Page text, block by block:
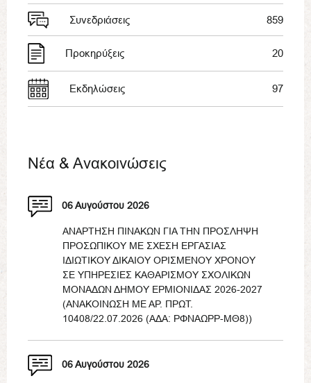
Συνεδριάσεις 859
Προκηρύξεις 20
Εκδηλώσεις 97
Νέα & Ανακοινώσεις
06 Αυγούστου 2026
ΑΝΑΡΤΗΣΗ ΠΙΝΑΚΩΝ ΓΙΑ ΤΗΝ ΠΡΟΣΛΗΨΗ
ΠΡΟΣΩΠΙΚΟΥ ΜΕ ΣΧΕΣΗ ΕΡΓΑΣΙΑΣ
ΙΔΙΩΤΙΚΟΥ ΔΙΚΑΙΟΥ ΟΡΙΣΜΕΝΟΥ ΧΡΟΝΟΥ
ΣΕ ΥΠΗΡΕΣΙΕΣ ΚΑΘΑΡΙΣΜΟΥ ΣΧΟΛΙΚΩΝ
ΜΟΝΑΔΩΝ ΔΗΜΟΥ ΕΡΜΙΟΝΙΔΑΣ 2026-2027
(ΑΝΑΚΟΙΝΩΣΗ ΜΕ ΑΡ. ΠΡΩΤ.
10408/22.07.2026 (ΑΔΑ: ΡΦΝΑΩΡΡ-ΜΘ8))
06 Αυγούστου 2026